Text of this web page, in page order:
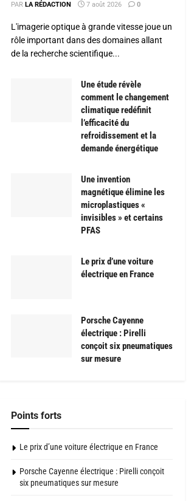
PAR LA RÉDACTION 7 août 2026 0
L'imagerie optique à grande vitesse joue un
rôle important dans des domaines allant
de la recherche scientifique...
Une étude révèle
comment le changement
climatique redéfinit
l’efficacité du
refroidissement et la
demande énergétique
Une invention
magnétique élimine les
microplastiques «
invisibles » et certains
PFAS
Le prix d’une voiture
électrique en France
Porsche Cayenne
électrique : Pirelli
conçoit six pneumatiques
sur mesure
Points forts
Le prix d’une voiture électrique en France
Porsche Cayenne électrique : Pirelli conçoit
six pneumatiques sur mesure